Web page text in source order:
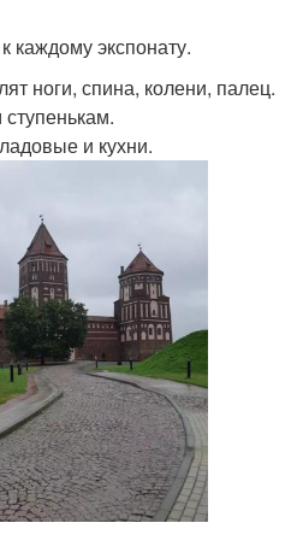
каждому экспонату.
ноги, спина, колени, палец.
и кухни.